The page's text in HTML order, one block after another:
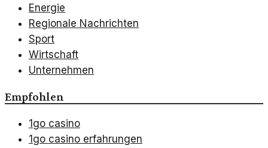
Energie
Regionale Nachrichten
Sport
Wirtschaft
Unternehmen
Empfohlen
1go casino
1go casino erfahrungen